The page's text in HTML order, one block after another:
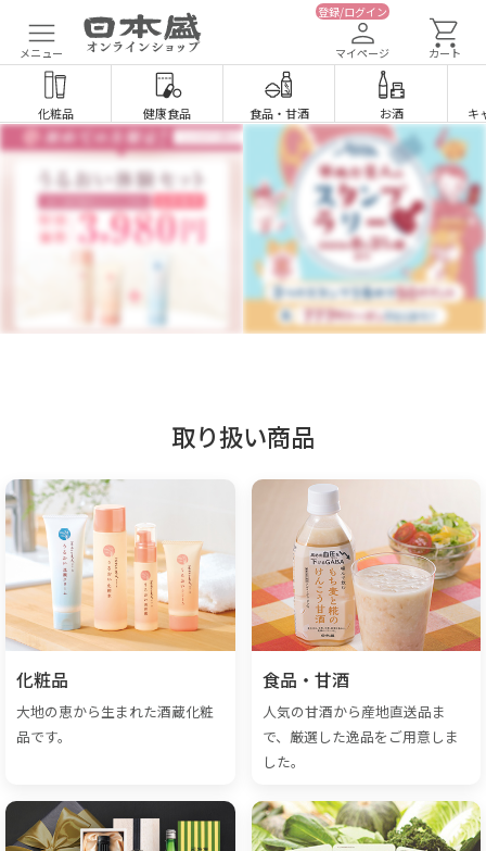
メニュー
登録/ログイン
マイページ カート
化粧品 健康食品 食品・ 甘酒 お酒 キ
取り扱い商品
化粧品
大地の恵から生まれた酒蔵化粧
品です。
食品・甘酒
人気の甘酒から産地直送品ま
で、厳選した逸品をご用意しま
した。